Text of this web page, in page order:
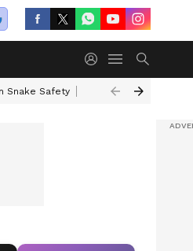
Snake Safety Akkineni Nageswara Rao